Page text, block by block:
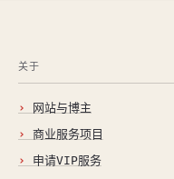
关于
网站与博主
商业服务项目
申请VIP服务